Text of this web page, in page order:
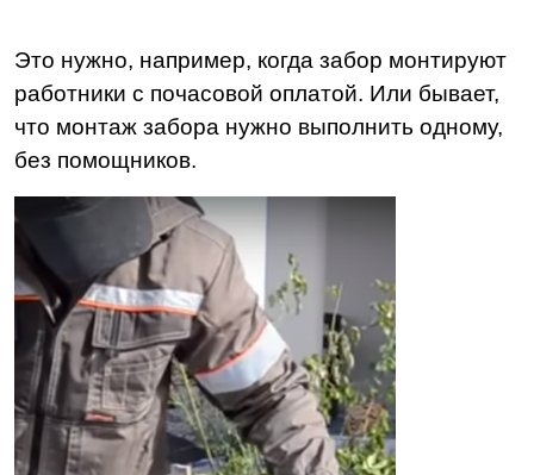
Это нужно, например, когда забор монтируют
работники с почасовой оплатой. Или бывает,
что монтаж забора нужно выполнить одному,
без помощников.